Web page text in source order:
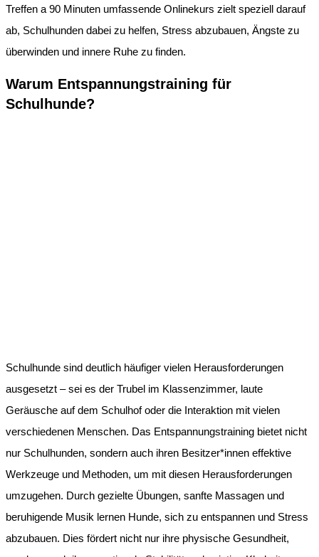
Treffen a 90 Minuten umfassende Onlinekurs zielt speziell darauf
ab, Schulhunden dabei zu helfen, Stress abzubauen, Ängste zu
überwinden und innere Ruhe zu finden.
Warum Entspannungstraining für
Schulhunde?
Schulhunde sind deutlich häufiger vielen Herausforderungen
ausgesetzt – sei es der Trubel im Klassenzimmer, laute
Geräusche auf dem Schulhof oder die Interaktion mit vielen
verschiedenen Menschen. Das Entspannungstraining bietet nicht
nur Schulhunden, sondern auch ihren Besitzer*innen effektive
Werkzeuge und Methoden, um mit diesen Herausforderungen
umzugehen. Durch gezielte Übungen, sanfte Massagen und
beruhigende Musik lernen Hunde, sich zu entspannen und Stress
abzubauen. Dies fördert nicht nur ihre physische Gesundheit,